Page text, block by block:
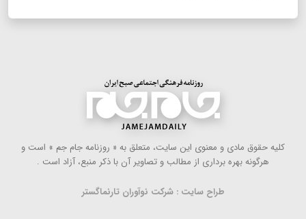
كلیه حقوق مادی و معنوی این سایت، متعلق به « روزنامه جام جم » است و
هرگونه بهره ‌برداری از مطالب و تصاویر آن با ذكر منبع، آزاد است .
طراح سایت : شرکت نوآوران تارنماگستر